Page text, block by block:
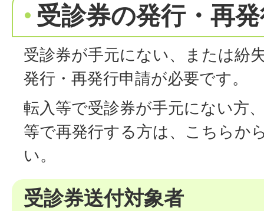
受診券の発行・再
受診券が手元にない、または紛
発行・再発行申請が必要です。
転入等で受診券が手元にない方
等で再発行する方は、こちらか
い。
受診券送付対象者